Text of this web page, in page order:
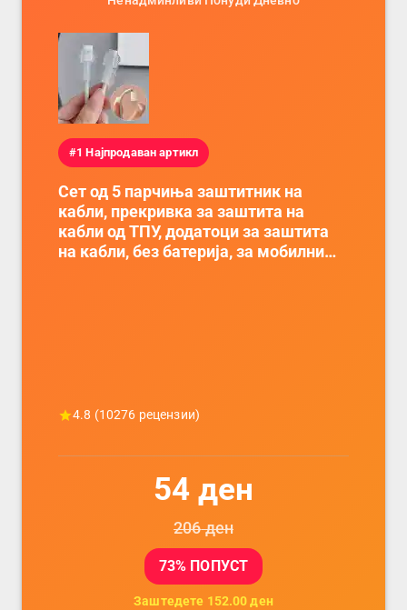
#1 Најпродаван артикл
Сет од 5 парчиња заштитник на
кабли, прекривка за заштита на
кабли од ТПУ, додатоци за заштита
на кабли, без батерија, за мобилни
4.8 (10276 рецензии)
54 ден
206ден
73% ПОПУСТ
Заштедете 152.00 ден